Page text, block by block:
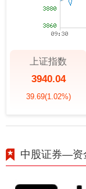
上证指数
3940.04
39.69(1.02%)
中股证券—资